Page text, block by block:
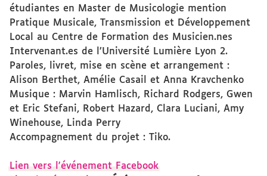
étudiantes en Master de Musicologie mention
Pratique Musicale, Transmission et Développement
Local au Centre de Formation des Musicien.nes
Intervenant.es de l’Université Lumière Lyon 2.
Paroles, livret, mise en scène et arrangement :
Alison Berthet, Amélie Casail et Anna Kravchenko
Musique : Marvin Hamlisch, Richard Rodgers, Gwen
et Eric Stefani, Robert Hazard, Clara Luciani, Amy
Winehouse, Linda Perry
Accompagnement du projet : Tiko.
Lien vers l'événement Facebook